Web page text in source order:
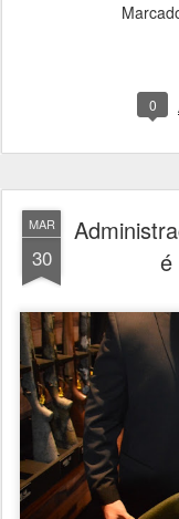
0
MAR
30
é